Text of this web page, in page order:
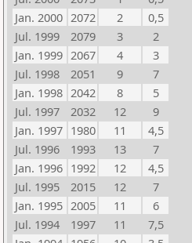
Jan. 2000 2072 2
0,5
Jul. 1999
2079 3
2
Jan. 1999 2067 4
3
Jul. 1998
2051 9
7
Jan. 1998 2042 8
5
Jul. 1997
2032 12
9
Jan. 1997 1980 11
4,5
Jul. 1996
1993 13
7
Jan. 1996 1992 12
4,5
Jul. 1995
2015 12
7
Jan. 1995 2005 11
6
Jul. 1994
1997 11
7,5